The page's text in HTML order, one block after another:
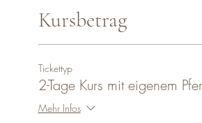
Kursbetrag
Tickettyp
2-Tage Kurs mit eigenem
Mehr Infos